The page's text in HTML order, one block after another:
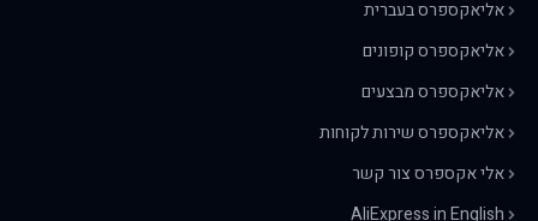
אליאקספרס בעברית
אליאקספרס קופונים
אליאקספרס מבצעים
אליאקספרס שירות לקוחות
אלי אקספרס צור קשר
AliExpress in English